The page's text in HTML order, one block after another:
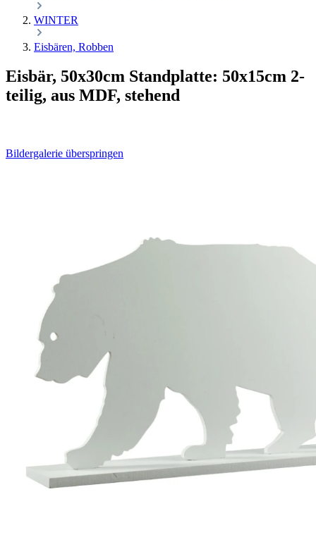
WINTER
Eisbären, Robben
Eisbär, 50x30cm Standplatte: 50x15cm 2-
teilig, aus MDF, stehend
Bildergalerie überspringen